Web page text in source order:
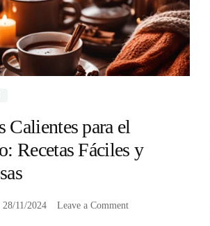
Calientes para el
Recetas Fáciles y
28/11/2024 Leave a Commenton